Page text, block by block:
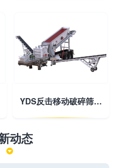
YDS反击移动破碎筛分站
动态